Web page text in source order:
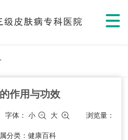
作用与功效
字体：小 大 浏览量：
分类：健康百科